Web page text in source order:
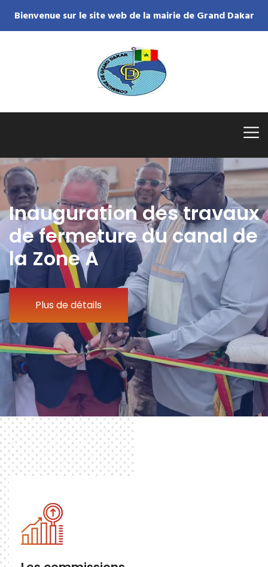
Bienvenue sur le site web de la mairie de Grand Dakar
Inauguration des travaux
de fermeture du canal de
la Zone A
Plus de détails